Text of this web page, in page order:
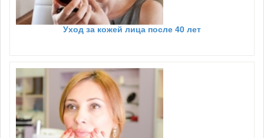
Уход за кожей лица после 40 лет